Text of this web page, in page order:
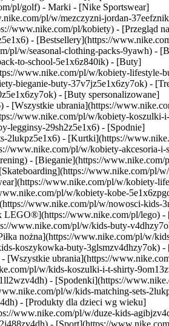
pl/golf) - Marki - [Nike Sportswear]
pl/w/mezczyzni-jordan-
www.nike.com/pl/kobiety) - [Przegląd
- [Bestsellery](https://
pl/w/seasonal-clothing-packs-9yawh) -
to-school-5e1x6z840ik) - [Buty]
www.nike.com/pl/w/kobiety-lifestyle-
bieganie-buty-37v7jz5e1x6zy7ok) -
- [Buty spersonalizowane]
[Wszystkie ubrania](https://
www.nike.com/pl/w/kobiety-koszulki-
legginsy-29sh2z5e1x6) - [Spodnie]
2lukpz5e1x6) - [Kurtki](https://
www.nike.com/pl/w/kobiety-akcesoria-i-
- [Bieganie](https://www.nike.com/
www.nike.com/pl/
www.nike.com/pl/w/kobiety-
pl/w/kobiety-kobe-
www.nike.com/pl/w/nowosci-kids-
www.nike.com/pl/lego) -
www.nike.com/pl/w/kids-buty-
nożna](https://www.nike.com/pl/w/
koszykowka-buty-3glsmzv4dhzy7ok) -
ubrania](https://
pl/w/kids-koszulki-i-t-shirty-
- [Spodenki](https://
pl/w/kids-matching-sets-
- [Produkty dla dzieci wg wieku]
www.nike.com/pl/w/duze-kids-
- [Sport](https://